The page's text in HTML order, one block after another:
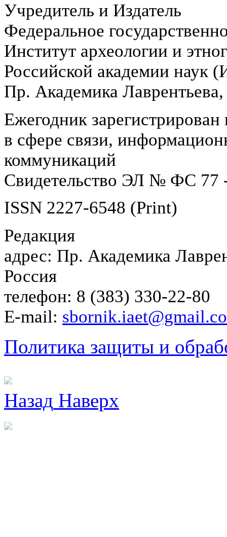
Учредитель и Издатель
Федеральное
Институт археологии и
Российской академии
Пр. Академика
Ежегодник
в сфере связи,
коммуникаций
Свидетельство ЭЛ № ФС 77
ISSN 2227-6548 (Print)
Редакция
адрес: Пр. Академика
Россия
телефон: 8 (383) 330-22-80
E-mail:
Политика защиты и
Назад Наверх